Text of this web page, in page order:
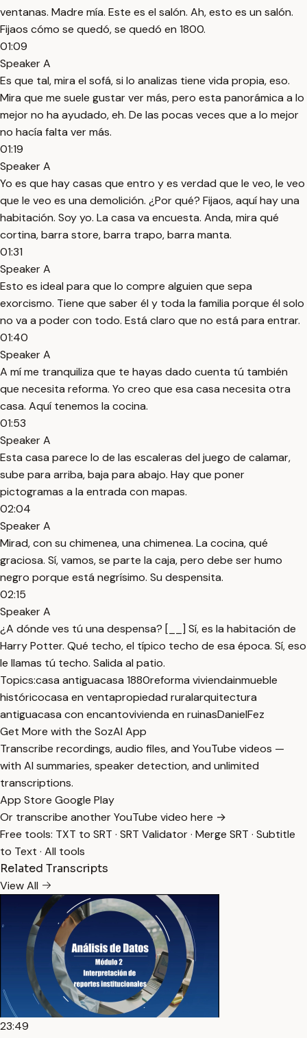
ventanas. Madre mía. Este es el salón. Ah, esto es un salón.
Fijaos cómo se quedó, se quedó en 1800.
01:09
Speaker A
Es que tal, mira el sofá, si lo analizas tiene vida propia, eso.
Mira que me suele gustar ver más, pero esta panorámica a lo
mejor no ha ayudado, eh. De las pocas veces que a lo mejor
no hacía falta ver más.
01:19
Speaker A
Yo es que hay casas que entro y es verdad que le veo, le veo
que le veo es una demolición. ¿Por qué? Fijaos, aquí hay una
habitación. Soy yo. La casa va encuesta. Anda, mira qué
cortina, barra store, barra trapo, barra manta.
01:31
Speaker A
Esto es ideal para que lo compre alguien que sepa
exorcismo. Tiene que saber él y toda la familia porque él solo
no va a poder con todo. Está claro que no está para entrar.
01:40
Speaker A
A mí me tranquiliza que te hayas dado cuenta tú también
que necesita reforma. Yo creo que esa casa necesita otra
casa. Aquí tenemos la cocina.
01:53
Speaker A
Esta casa parece lo de las escaleras del juego de calamar,
sube para arriba, baja para abajo. Hay que poner
pictogramas a la entrada con mapas.
02:04
Speaker A
Mirad, con su chimenea, una chimenea. La cocina, qué
graciosa. Sí, vamos, se parte la caja, pero debe ser humo
negro porque está negrísimo. Su despensita.
02:15
Speaker A
¿A dónde ves tú una despensa? [__] Sí, es la habitación de
Harry Potter. Qué techo, el típico techo de esa época. Sí, eso
le llamas tú techo. Salida al patio.
Topics:casa antiguacasa 1880reforma viviendainmueble
históricocasa en ventapropiedad ruralarquitectura
antiguacasa con encantovivienda en ruinasDanielFez
Get More with the SozAI App
Transcribe recordings, audio files, and YouTube videos —
with AI summaries, speaker detection, and unlimited
transcriptions.
App Store Google Play
Or transcribe another YouTube video here →
Free tools: TXT to SRT · SRT Validator· Merge SRT · Subtitle
to Text · All tools
Related Transcripts
View All
23:49